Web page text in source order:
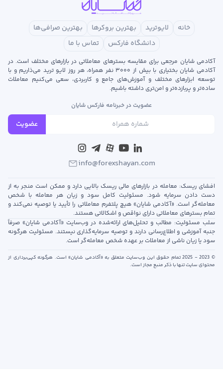
خانه لایوترید بهترین بروکرها
بهترین صرافی‌ها
دانشگاه فارکس
تماس با ما
آکادمی شایان مرجعی برای مقایسه بسترهای معاملاتی در بازارهای مختلف است. در
آکادمی شایان بختیاری با بیش از ۳۰۰۰ نفر همراه، هر روز لایو ترید می‌ذاریم و با
توسعه‌ ابزارهای مختلف و آموزش‌های جامع و کاربردی، سعی می‌کنیم معاملات
ساده‌تر و پربازده‌تر و امن‌تری داشته باشیم.
عضویت در خبرنامه فارکس شایان
عضویت
info@forexshayan.com
افشای ریسک: معامله در بازارهای مالی ریسک بالایی دارد و ممکن است منجر به از
دست دادن سرمایه شود. مسئولیت کامل سود و زیان هر معامله با شخص
معامله‌گر است. «آکادمی شایان» هیچ پلتفرم معاملاتی را تأیید یا توصیه نمی‌کند و
تمام بسترهای معاملاتی دارای نواقص و اشکالاتی هستند.
سلب مسئولیت: مطالب و تحلیل‌های ارائه‌شده در وب‌سایت «آکادمی شایان» صرفاً
جنبه آموزشی و اطلاع‌رسانی دارند و توصیه سرمایه‌گذاری نیستند. مسئولیت هرگونه
سود یا زیان ناشی از معاملات بر عهده شخص معامله‌گر است.
© 2023 - 2025 تمام حقوق این وب‌سایت متعلق به «آکادمی شایان» است. هرگونه کپی‌برداری از
محتوای سایت تنها با ذکر منبع مجاز است.